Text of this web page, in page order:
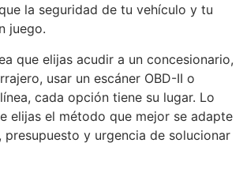
la seguridad de tu vehículo y tu
juego.
que elijas acudir a un concesionario,
usar un escáner OBD-II o
cada opción tiene su lugar. Lo
elijas el método que mejor se adapte
presupuesto y urgencia de solucionar